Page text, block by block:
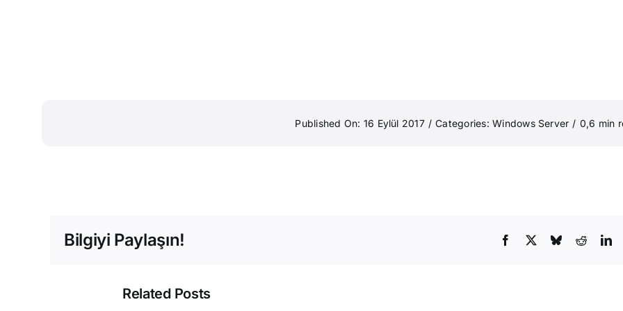
Published On: 16 Eylül 2017 / Categories:Windows Server / 0,6 min
Bilgiyi Paylaşın!
Related Posts